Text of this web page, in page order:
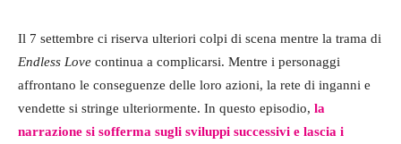
Il 7 settembre ci riserva ulteriori colpi di scena mentre la trama di
Endless Love continua a complicarsi. Mentre i personaggi
affrontano le conseguenze delle loro azioni, la rete di inganni e
vendette si stringe ulteriormente. In questo episodio, la
narrazione si sofferma sugli sviluppi successivi e lascia i